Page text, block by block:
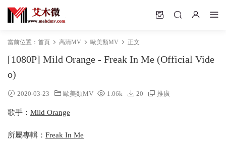
當前位置： 首頁 高清MV 歐美類MV 正文
[1080P] Mild Orange - Freak In Me (Official Vide
o)
2020-03-23 歐美類MV 1.06k 20 推廣
歌手： Mild Orange
所屬專輯： Freak In Me